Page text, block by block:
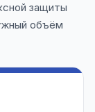
защиты
объём